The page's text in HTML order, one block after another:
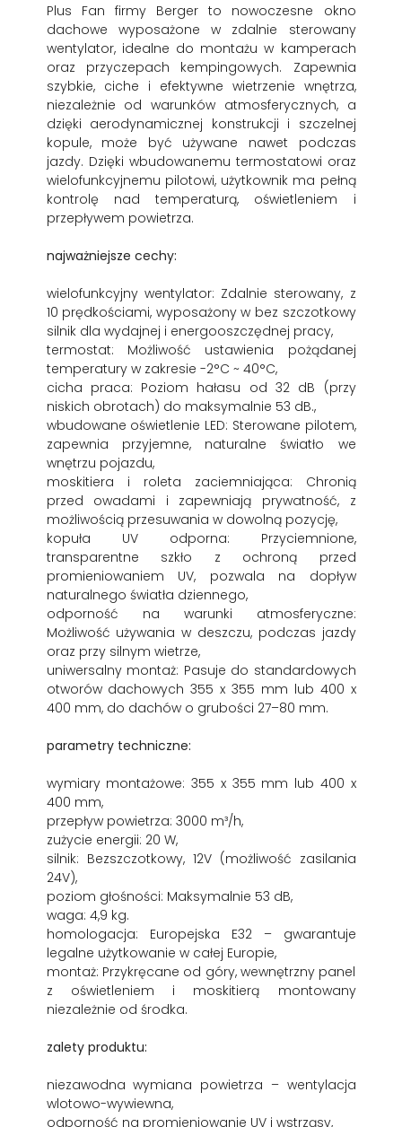
Plus Fan firmy Berger to nowoczesne okno
dachowe wyposażone w zdalnie sterowany
wentylator, idealne do montażu w kamperach
oraz przyczepach kempingowych. Zapewnia
szybkie, ciche i efektywne wietrzenie wnętrza,
niezależnie od warunków atmosferycznych, a
dzięki aerodynamicznej konstrukcji i szczelnej
kopule, może być używane nawet podczas
jazdy. Dzięki wbudowanemu termostatowi oraz
wielofunkcyjnemu pilotowi, użytkownik ma pełną
kontrolę nad temperaturą, oświetleniem i
przepływem powietrza.
najważniejsze cechy:
wielofunkcyjny wentylator: Zdalnie sterowany, z
10 prędkościami, wyposażony w bez szczotkowy
silnik dla wydajnej i energooszczędnej pracy,
termostat: Możliwość ustawienia pożądanej
temperatury w zakresie -2°C ~ 40°C,
cicha praca: Poziom hałasu od 32 dB (przy
niskich obrotach) do maksymalnie 53 dB.,
wbudowane oświetlenie LED: Sterowane pilotem,
zapewnia przyjemne, naturalne światło we
wnętrzu pojazdu,
moskitiera i roleta zaciemniająca: Chronią
przed owadami i zapewniają prywatność, z
możliwością przesuwania w dowolną pozycję,
kopuła UV odporna: Przyciemnione,
transparentne szkło z ochroną przed
promieniowaniem UV, pozwala na dopływ
naturalnego światła dziennego,
odporność na warunki atmosferyczne:
Możliwość używania w deszczu, podczas jazdy
oraz przy silnym wietrze,
uniwersalny montaż: Pasuje do standardowych
otworów dachowych 355 x 355 mm lub 400 x
400 mm, do dachów o grubości 27–80 mm.
parametry techniczne:
wymiary montażowe: 355 x 355 mm lub 400 x
400 mm,
przepływ powietrza: 3000 m³/h,
zużycie energii: 20 W,
silnik: Bezszczotkowy, 12V (możliwość zasilania
24V),
poziom głośności: Maksymalnie 53 dB,
waga: 4,9 kg.
homologacja: Europejska E32 – gwarantuje
legalne użytkowanie w całej Europie,
montaż: Przykręcane od góry, wewnętrzny panel
z oświetleniem i moskitierą montowany
niezależnie od środka.
zalety produktu:
niezawodna wymiana powietrza – wentylacja
wlotowo-wywiewna,
odporność na promieniowanie UV i wstrząsy,